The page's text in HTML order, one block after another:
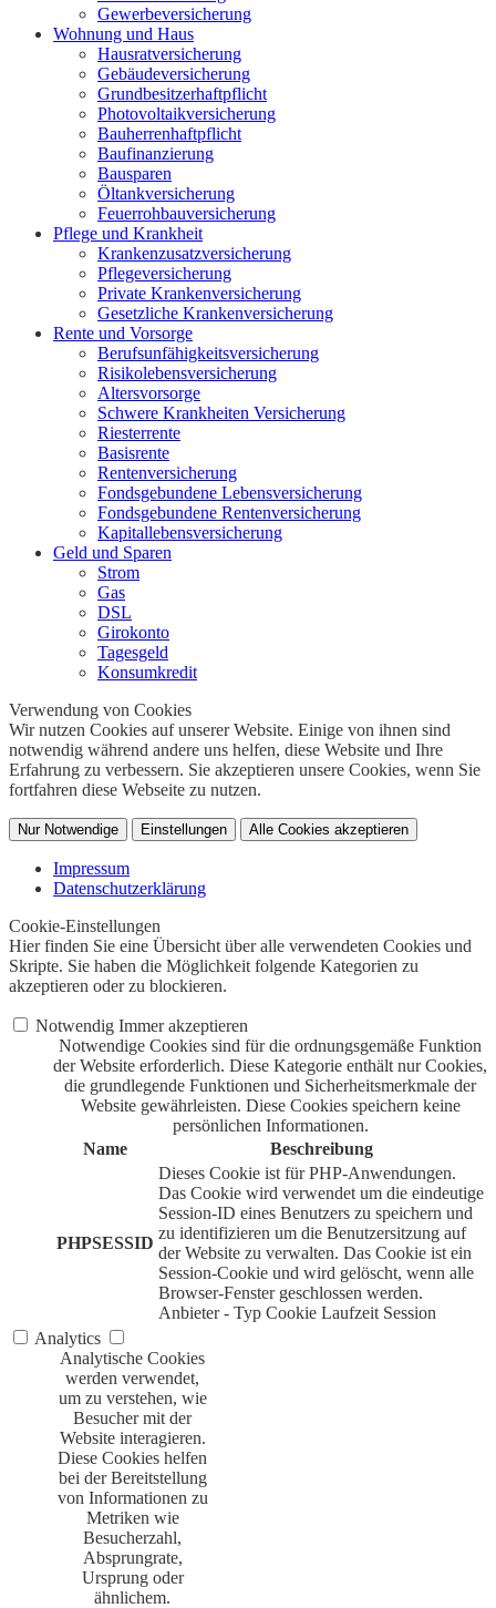
Gewerbeversicherung
Wohnung und Haus
Hausratversicherung
Gebäudeversicherung
Grundbesitzerhaftpflicht
Photovoltaikversicherung
Bauherrenhaftpflicht
Baufinanzierung
Bausparen
Öltankversicherung
Feuerrohbauversicherung
Pflege und Krankheit
Krankenzusatzversicherung
Pflegeversicherung
Private Krankenversicherung
Gesetzliche Krankenversicherung
Rente und Vorsorge
Berufs­unfähigkeitsversicherung
Risikolebensversicherung
Altersvorsorge
Schwere Krankheiten Versicherung
Riesterrente
Basisrente
Rentenversicherung
Fondsgebundene Lebensversicherung
Fondsgebundene Rentenversicherung
Kapitallebensversicherung
Geld und Sparen
Strom
Gas
DSL
Girokonto
Tagesgeld
Konsumkredit
Verwendung von Cookies
Wir nutzen Cookies auf unserer Website. Einige von ihnen sind
notwendig während andere uns helfen, diese Website und Ihre
Erfahrung zu verbessern. Sie akzeptieren unsere Cookies, wenn Sie
fortfahren diese Webseite zu nutzen.
Nur Notwendige Einstellungen Alle Cookies akzeptieren
Impressum
Datenschutzerklärung
Cookie-Einstellungen
Hier finden Sie eine Übersicht über alle verwendeten Cookies und
Skripte. Sie haben die Möglichkeit folgende Kategorien zu
akzeptieren oder zu blockieren.
Notwendig Immer akzeptieren
Notwendige Cookies sind für die ordnungsgemäße Funktion
der Website erforderlich. Diese Kategorie enthält nur Cookies,
die grundlegende Funktionen und Sicherheitsmerkmale der
Website gewährleisten. Diese Cookies speichern keine
persönlichen Informationen.
Name
Beschreibung
PHPSESSID
Dieses Cookie ist für PHP-Anwendungen.
Das Cookie wird verwendet um die eindeutige
Session-ID eines Benutzers zu speichern und
zu identifizieren um die Benutzersitzung auf
der Website zu verwalten. Das Cookie ist ein
Session-Cookie und wird gelöscht, wenn alle
Browser-Fenster geschlossen werden.
Anbieter - Typ Cookie Laufzeit Session
Analytics
Analytische Cookies
werden verwendet,
um zu verstehen, wie
Besucher mit der
Website interagieren.
Diese Cookies helfen
bei der Bereitstellung
von Informationen zu
Metriken wie
Besucherzahl,
Absprungrate,
Ursprung oder
ähnlichem.